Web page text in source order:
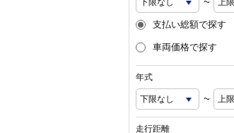
支払い総額で探す
車両価格で探す
年式
~
走行距離